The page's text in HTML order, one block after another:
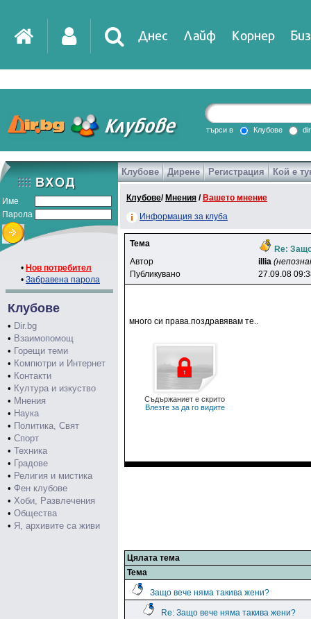
Днес Лайф Корнер
DirTV Impressio
Games
търси в Клубове
Име
Парола
• Нов потребител
• Забравена парола
Клубове
• Dir.bg
• Взаимопомощ
• Горещи теми
• Компютри и Интернет
• Контакти
• Култура и изкуство
• Мнения
• Наука
• Политика, Свят
• Спорт
• Техника
• Градове
• Религия и мистика
• Фен клубове
• Хоби, Развлечения
• Общества
• Я, архивите са живи
Клубове Дирене Регистрация Кой е
Клубове/ Мнения / Вашето мнение
Информация за клуба
Тема
Re:
Автор
illia
Публикувано
27.09.08
много си права.поздравявам те..
Съдържаниет е скрито
Влезте за да го видите
Цялата тема
Тема
Защо вече няма такива жени?
Re: Защо вече няма такива жени?